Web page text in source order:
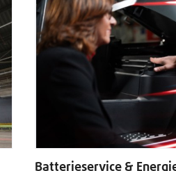
Batterieservice &